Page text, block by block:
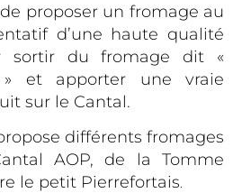
proposer un fromage au
d’une haute qualité
sortir du fromage dit «
» et apporter une vraie
sur le Cantal.
différents fromages
AOP, de la Tomme
le petit Pierrefortais.